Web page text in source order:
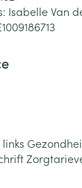
Isabelle Van